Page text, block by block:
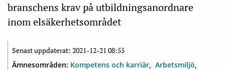
branschens krav på utbildningsanordnare
inom elsäkerhetsområdet
Senast uppdaterat: 2021-12-21 08:55
Ämnesområden: Kompetens och karriär
Arbetsmiljö